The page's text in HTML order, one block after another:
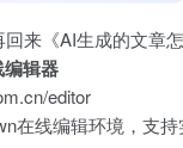
回来《AI生成的文章
辑器
editor
在线编辑环境，支